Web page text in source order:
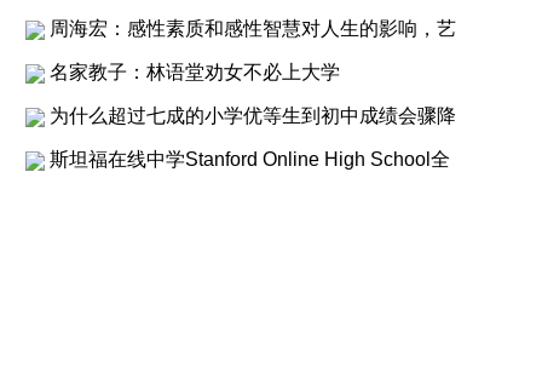
周海宏：感性素质和感性智慧对人生的影响，艺
名家教子：林语堂劝女不必上大学
为什么超过七成的小学优等生到初中成绩会骤降
斯坦福在线中学Stanford Online High School全